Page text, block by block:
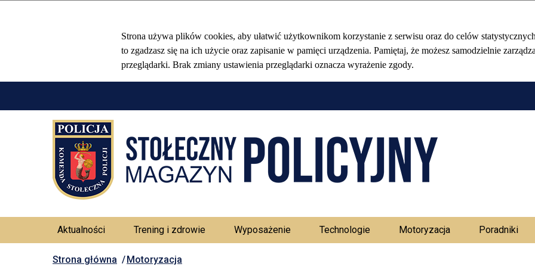
Stołeczny
Aktualności Trening i zdrowie Wyposażenie Technologie Motoryzacja Poradniki
Strona główna Motoryzacja